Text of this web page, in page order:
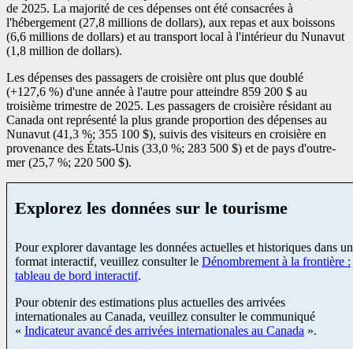
de 2025. La majorité de ces dépenses ont été consacrées à
l'hébergement (27,8 millions de dollars), aux repas et aux boissons
(6,6 millions de dollars) et au transport local à l'intérieur du Nunavut
(1,8 million de dollars).
Les dépenses des passagers de croisière ont plus que doublé
(+127,6 %) d'une année à l'autre pour atteindre 859 200 $ au
troisième trimestre de 2025. Les passagers de croisière résidant au
Canada ont représenté la plus grande proportion des dépenses au
Nunavut (41,3 %; 355 100 $), suivis des visiteurs en croisière en
provenance des États-Unis (33,0 %; 283 500 $) et de pays d'outre-
mer (25,7 %; 220 500 $).
Explorez les données sur le tourisme
Pour explorer davantage les données actuelles et historiques dans un
format interactif, veuillez consulter le Dénombrement à la frontière :
tableau de bord interactif.
Pour obtenir des estimations plus actuelles des arrivées
internationales au Canada, veuillez consulter le communiqué
« Indicateur avancé des arrivées internationales au Canada ».